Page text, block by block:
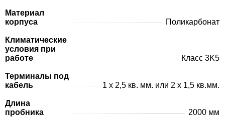
Материал
корпуса
Поликарбонат
Климатические
условия при
работе
Класс 3K5
Терминалы под
кабель
1 x 2,5 кв. мм. или 2 x 1,5 кв.мм.
Длина
пробника
2000 мм